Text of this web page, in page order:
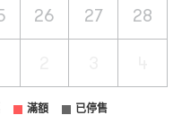
26 27 28
滿額 已停售